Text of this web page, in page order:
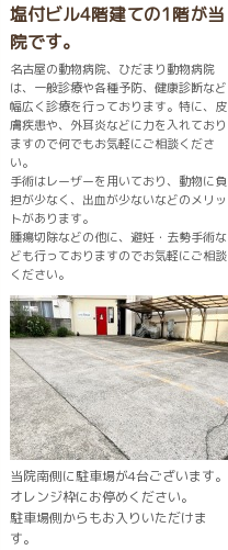
塩付ビル4階建ての1階が当
院です。
名古屋の動物病院、ひだまり動物病院
は、一般診療や各種予防、健康診断など
幅広く診療を行っております。特に、皮
膚疾患や、外耳炎などに力を入れており
ますので何でもお気軽にご相談くださ
い。
手術はレーザーを用いており、動物に負
担が少なく、出血が少ないなどのメリッ
トがあります。
腫瘍切除などの他に、避妊・去勢手術な
ども行っておりますのでお気軽にご相談
ください。
当院南側に駐車場が4台ございます。
オレンジ枠にお停めください。
駐車場側からもお入りいただけま
す。